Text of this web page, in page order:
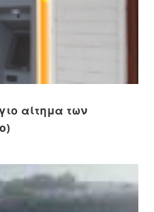
αίτημα των